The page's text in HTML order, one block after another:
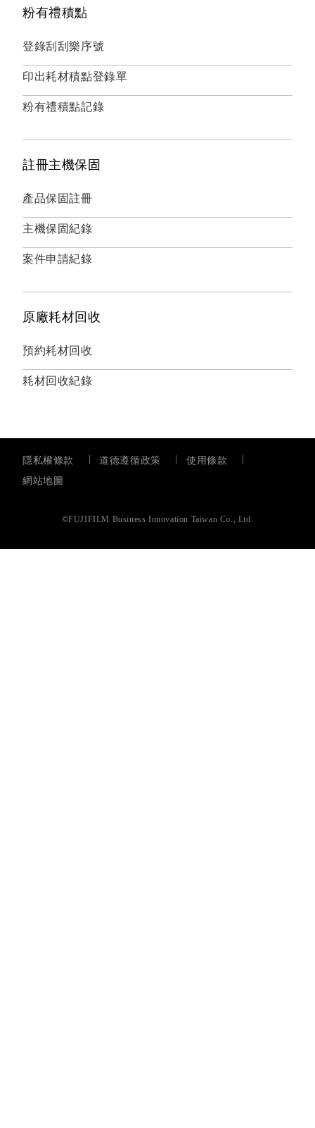
粉有禮積點
登錄刮刮樂序號
印出耗材積點登錄單
粉有禮積點記錄
註冊主機保固
產品保固註冊
主機保固紀錄
案件申請紀錄
原廠耗材回收
預約耗材回收
耗材回收紀錄
隱私權條款 道德遵循政策
使用條款
網站地圖
©FUJIFILM Business Innovation Taiwan Co., Ltd.